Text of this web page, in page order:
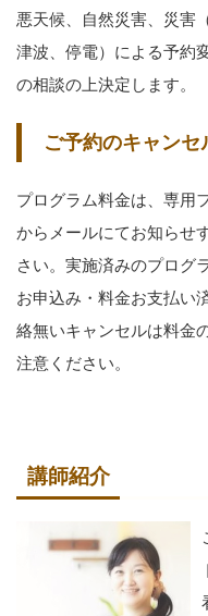
悪天候、自然災害、災害
津波、停電）による予約
の相談の上決定します。
ご予約のキャンセ
プログラム料金は、専用
からメールにてお知らせ
さい。実施済みのプログ
お申込み・料金お支払い
絡無いキャンセルは料金
注意ください。
講師紹介